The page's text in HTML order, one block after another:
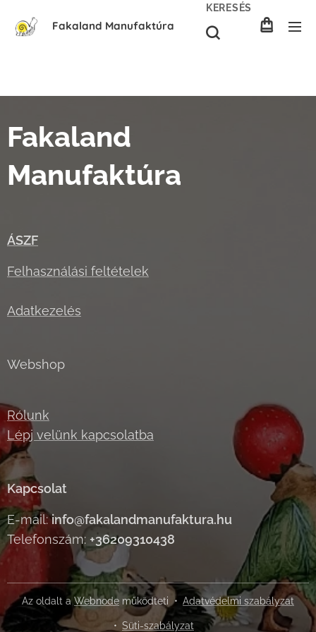
Fakaland Manufaktúra
KERESÉS
Fakaland
Manufaktúra
ÁSZF
Felhasználási feltételek
Adatkezelés
Webshop
Rólunk
Lépj velünk kapcsolatba
Kapcsolat
E-mail:info@fakalandmanufaktura.hu
Telefonszám: +36209310438
Az oldalt aWebnode működteti Adatvédelmi szabályzat
Süti-szabályzat